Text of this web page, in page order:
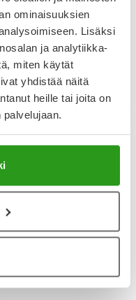
ominaisuuksien
Lisäksi
ja analytiikka-
miten käytät
yhdistää näitä
heille tai joita on
kysymystä
kertoo noin
kotitestit saat
Lue, miten
sopivat – ja
luottaa.
joista